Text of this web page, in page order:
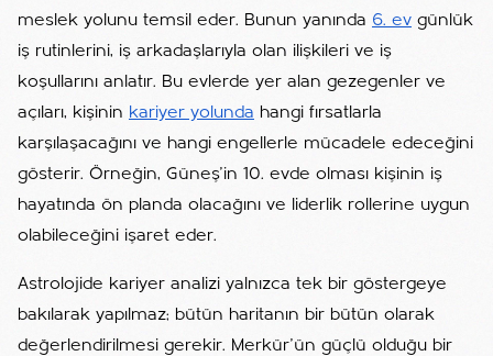
meslek yolunu temsil eder. Bunun yanında 6. ev günlük
iş rutinlerini, iş arkadaşlarıyla olan ilişkileri ve iş
koşullarını anlatır. Bu evlerde yer alan gezegenler ve
açıları, kişinin kariyer yolunda hangi fırsatlarla
karşılaşacağını ve hangi engellerle mücadele edeceğini
gösterir. Örneğin, Güneş’in 10. evde olması kişinin iş
hayatında ön planda olacağını ve liderlik rollerine uygun
olabileceğini işaret eder.
Astrolojide kariyer analizi yalnızca tek bir göstergeye
bakılarak yapılmaz; bütün haritanın bir bütün olarak
değerlendirilmesi gerekir. Merkür’ün güçlü olduğu bir